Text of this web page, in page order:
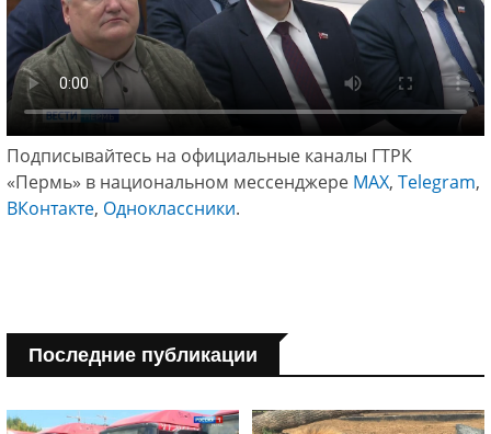
Подписывайтесь на официальные каналы ГТРК
«Пермь» в национальном мессенджере МАХ, Telegram,
ВКонтакте, Одноклассники.
Последние публикации